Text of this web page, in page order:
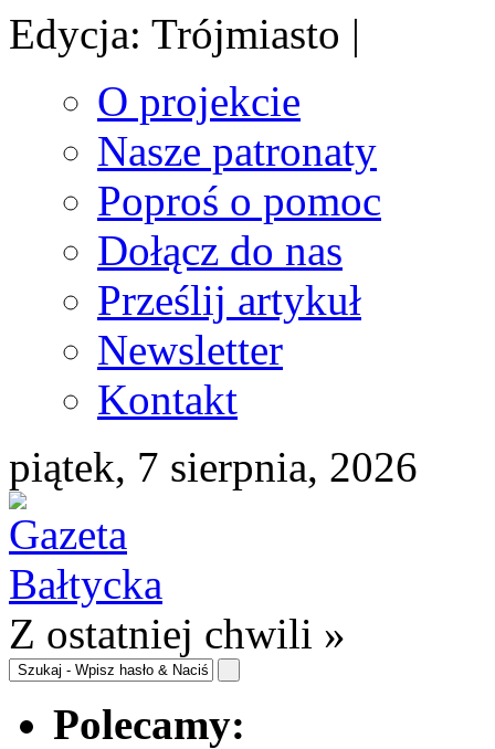
Edycja: Trójmiasto |
O projekcie
Nasze patronaty
Poproś o pomoc
Dołącz do nas
Prześlij artykuł
Newsletter
Kontakt
piątek, 7 sierpnia, 2026
Z ostatniej chwili »
Polecamy: